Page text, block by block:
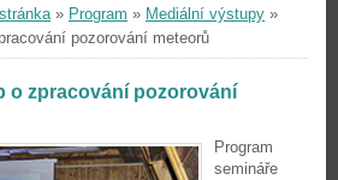
» Program » Mediální výstupy »
pozorování meteorů
o zpracování pozorování
Program
semináře